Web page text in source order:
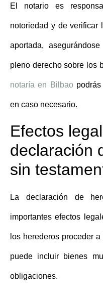
El notario es
notoriedad y deverificar
aportada,
pleno derecho sobre los
notaría en Bilbaopodrás
en caso necesario.
Efectos
declaración
sin
La declaración de
importantes efectos
los herederos proceder a
puede incluir bienes
obligaciones.